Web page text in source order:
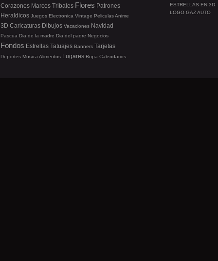
ESTRELLAS EN 3D
LOGO GAZ AUTO
Corazones Marcos Tribales Flores Patrones
Heraldicos Juegos Electronica Vintage PeliculasAnime
3D Caricaturas Dibujos Vacaciones Navidad
Pascua Dia de la madre Dia del padre Negocios
Fondos Estrellas Tatuajes Banners Tarjetas
Deportes Musica Alimentos Lugares Ropa Calendarios